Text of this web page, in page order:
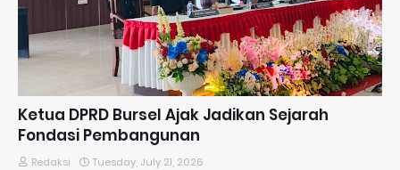
​Ketua DPRD Bursel Ajak Jadikan Sejarah
Fondasi Pembangunan
Redaksi Tuesday, July 21, 2026